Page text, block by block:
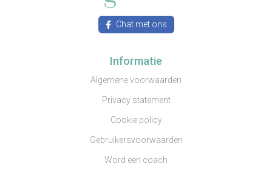
Chat met ons
Informatie
Algemene voorwaarden
Privacy statement
Cookie policy
Gebruikersvoorwaarden
Word een coach